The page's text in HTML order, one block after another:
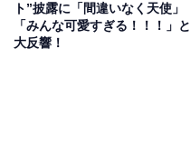
ト”披露に「間違いなく天使」
「みんな可愛すぎる！！！」と
大反響！